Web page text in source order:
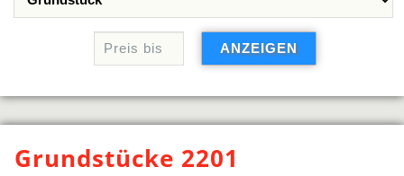
Grundstücke 2201